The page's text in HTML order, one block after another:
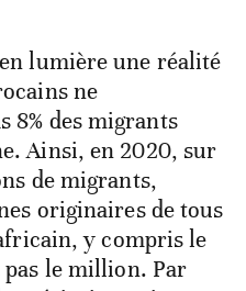
lumière une réalité
ne
8% des migrants
Ainsi, en 2020, sur
de migrants,
originaires de tous
y compris le
pas le million. Par